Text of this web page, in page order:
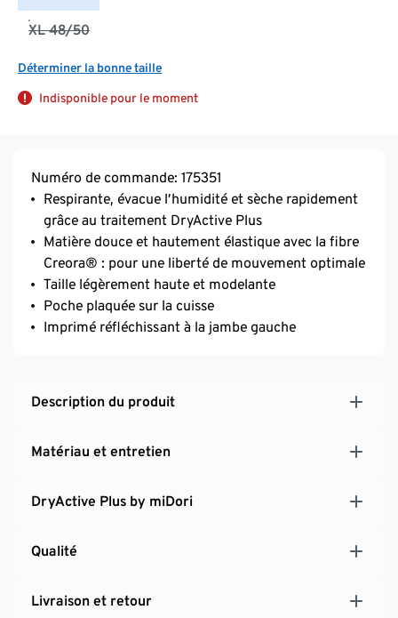
XL 48/50
Déterminer la bonne taille
Indisponible pour le moment
Numéro de commande: 175351
Respirante, évacue l’humidité et sèche rapidement
grâce au traitement DryActive Plus
Matière douce et hautement élastique avec la fibre
Creora® : pour une liberté de mouvement optimale
Taille légèrement haute et modelante
Poche plaquée sur la cuisse
Imprimé réfléchissant à la jambe gauche
Description du produit
Matériau et entretien
DryActive Plus by miDori
Qualité
Livraison et retour